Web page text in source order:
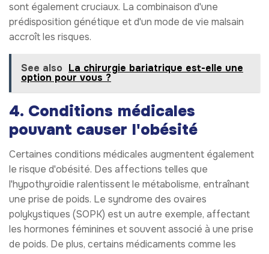
sont également cruciaux. La combinaison d'une
prédisposition génétique et d'un mode de vie malsain
accroît les risques.
See also La chirurgie bariatrique est-elle une
option pour vous ?
4. Conditions médicales
pouvant causer l'obésité
Certaines conditions médicales augmentent également
le risque d'obésité. Des affections telles que
l'hypothyroïdie ralentissent le métabolisme, entraînant
une prise de poids. Le syndrome des ovaires
polykystiques (SOPK) est un autre exemple, affectant
les hormones féminines et souvent associé à une prise
de poids. De plus, certains médicaments comme les